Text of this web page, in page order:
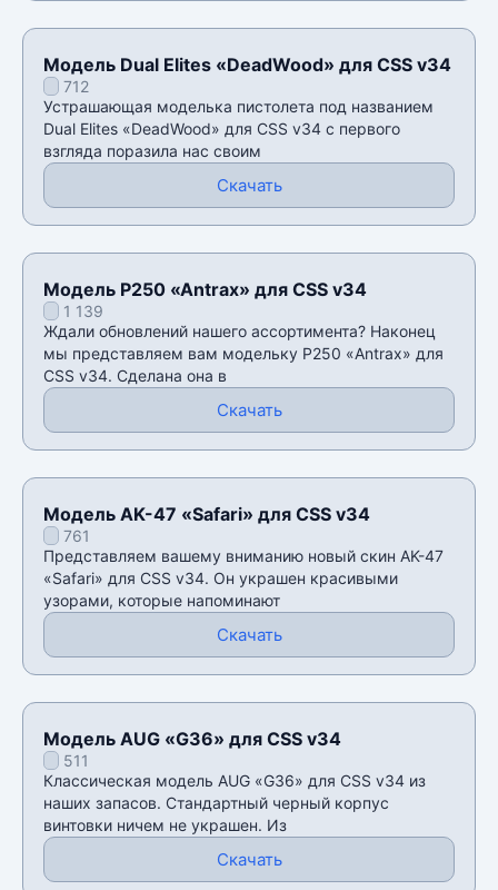
Модель Dual Elites «DeadWood» для CSS v34
712
Устрашающая моделька пистолета под названием
Dual Elites «DeadWood» для CSS v34 с первого
взгляда поразила нас своим
Скачать
Модель P250 «Antrax» для CSS v34
1 139
Ждали обновлений нашего ассортимента? Наконец
мы представляем вам модельку P250 «Antrax» для
CSS v34. Сделана она в
Скачать
Модель AK-47 «Safari» для CSS v34
761
Представляем вашему вниманию новый скин AK-47
«Safari» для CSS v34. Он украшен красивыми
узорами, которые напоминают
Скачать
Модель AUG «G36» для CSS v34
511
Классическая модель AUG «G36» для CSS v34 из
наших запасов. Стандартный черный корпус
винтовки ничем не украшен. Из
Скачать